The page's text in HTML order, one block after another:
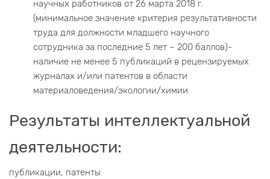
научных работников от 26 марта 2018 г.
(минимальное значение критерия результативности
труда для должности младшего научного
сотрудника за последние 5 лет – 200 баллов)-
наличие не менее 5 публикаций в рецензируемых
журналах и/или патентов в области
материаловедения/экологии/химии
Результаты интеллектуальной
деятельности:
публикации, патенты